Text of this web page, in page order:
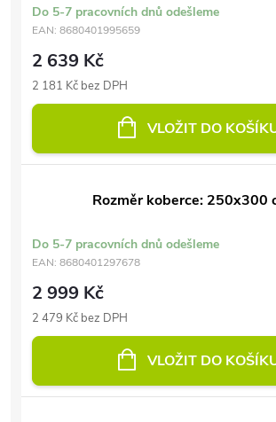
Do 5-7 pracovních dnů odešleme
EAN: 8680401995659
2 639 Kč
2 181 Kč bez DPH
VLOŽIT DO
Rozměr koberce: 250x300
Do 5-7 pracovních dnů odešleme
EAN: 8680401297678
2 999 Kč
2 479 Kč bez DPH
VLOŽIT DO